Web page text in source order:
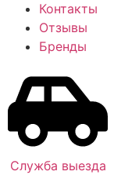
Контакты
Отзывы
Бренды
Служба выезда